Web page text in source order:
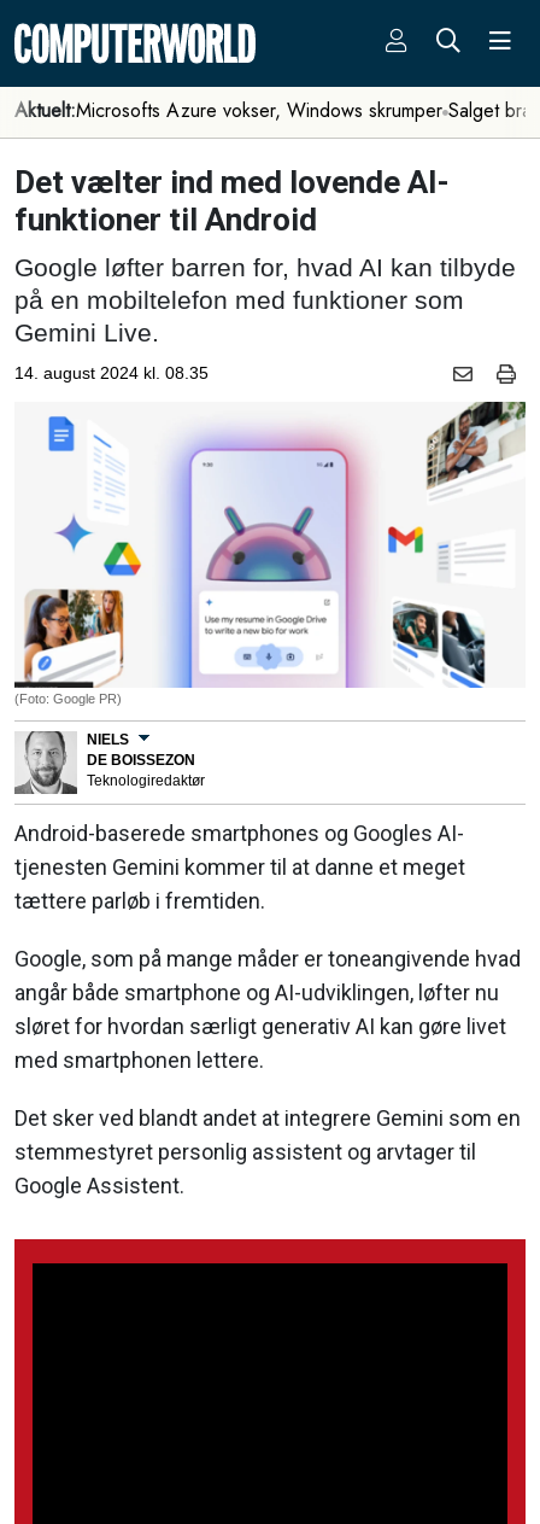
Aktuelt:Microsofts Azure vokser, Windows skrumper Salget
Det vælter ind med lovende AI-
funktioner til Android
Google løfter barren for, hvad AI kan tilbyde
på en mobiltelefon med funktioner som
Gemini Live.
14. august 2024 kl. 08.35
(Foto: Google PR)
NIELS
DE BOISSEZON
Teknologiredaktør
Android-baserede smartphones og Googles AI-
tjenesten Gemini kommer til at danne et meget
tættere parløb i fremtiden.
Google, som på mange måder er toneangivende hvad
angår både smartphone og AI-udviklingen, løfter nu
sløret for hvordan særligt generativ AI kan gøre livet
med smartphonen lettere.
Det sker ved blandt andet at integrere Gemini som en
stemmestyret personlig assistent og arvtager til
Google Assistent.